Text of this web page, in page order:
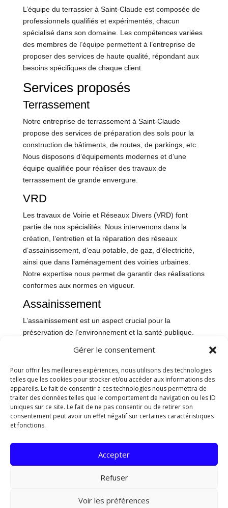
Gérer le consentement
Pour offrir les meilleures expériences, nous utilisons des technologies
telles que les cookies pour stocker et/ou accéder aux informations des
appareils. Le fait de consentir à ces technologies nous permettra de
traiter des données telles que le comportement de navigation ou les ID
uniques sur ce site. Le fait de ne pas consentir ou de retirer son
consentement peut avoir un effet négatif sur certaines caractéristiques
et fonctions.
Accepter
Refuser
Voir les préférences
L’équipe du terrassier à Saint-Claude est composée de
professionnels qualifiés et expérimentés, chacun
spécialisé dans son domaine. Les compétences variées
des membres de l’équipe permettent à l’entreprise de
proposer des services de haute qualité, répondant aux
besoins spécifiques de chaque client.
Services proposés
Terrassement
Notre entreprise de terrassement à Saint-Claude
propose des services de préparation des sols pour la
construction de bâtiments, de routes, de parkings, etc.
Nous disposons d’équipements modernes et d’une
équipe qualifiée pour réaliser des travaux de
terrassement de grande envergure.
VRD
Les travaux de Voirie et Réseaux Divers (VRD) font
partie de nos spécialités. Nous intervenons dans la
création, l’entretien et la réparation des réseaux
d’assainissement, d’eau potable, de gaz, d’électricité,
ainsi que dans l’aménagement des voiries urbaines.
Notre expertise nous permet de garantir des réalisations
conformes aux normes en vigueur.
Assainissement
L’assainissement est un aspect crucial pour la
préservation de l’environnement et la santé publique.
veillons à respecter les réglementations en matière
d’évacuation des eaux usées et des eaux pluviales pour
garantir un environnement sain et durable.
Démolition
La démolition de bâtiments et de structures nécessite
des services de démolition contrôlée, de désamiantage
et de déconstruction sélective. Notre équipe met en
l’environnement pour mener à bien ces opérations.